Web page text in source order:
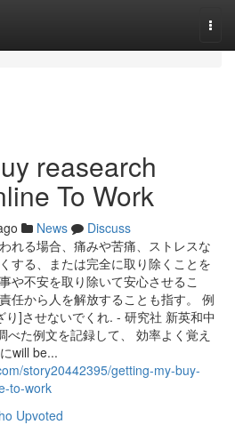
reasearch
To Work
News
Discuss
れる場合、痛みや苦痛、ストレスな
する、または完全に取り除くことを
や不安を取り除いて安心させるこ
任から人を解放することも指す。 例
]させないでくれ. - 研究社 新英和中
た例文を記録して、 効率よく覚え
will be...
story20442395/getting-my-buy-
to-work
Upvoted